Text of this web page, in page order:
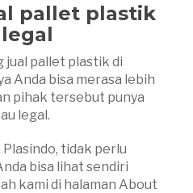
pallet plastik
jual pallet plastik di
Anda bisa merasa lebih
pihak tersebut punya
legal.
Plasindo, tidak perlu
bisa lihat sendiri
kami di halaman About